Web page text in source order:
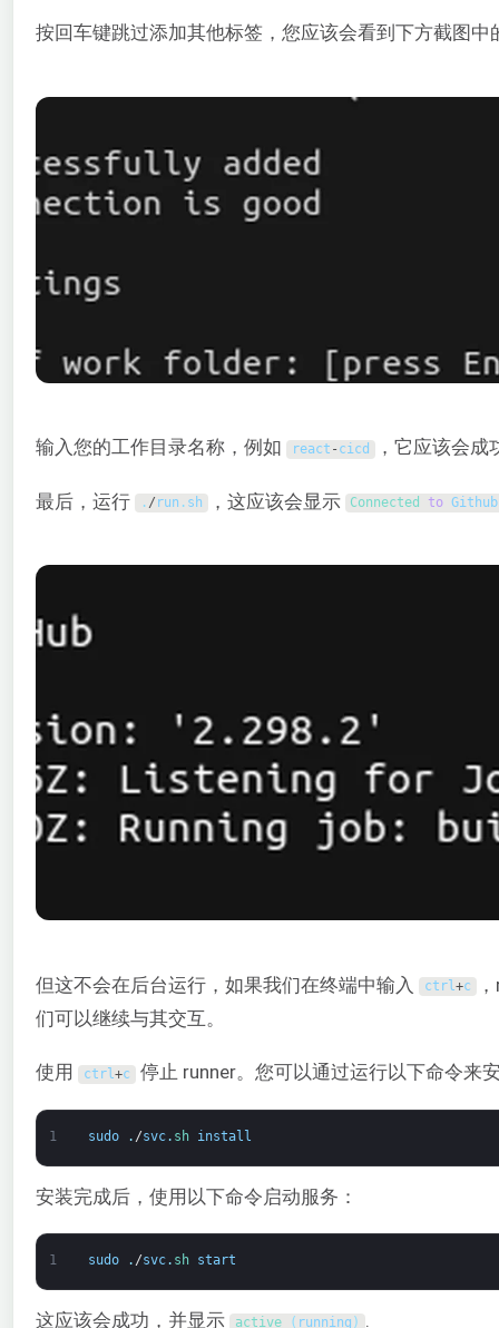
按回车键跳过添加其他标签，您应该会看到下方截图中
输入您的工作目录名称，例如 react - cicd ，它应该会成
最后，运行 . / run . sh ，这应该会显示 Connected to Github
但这不会在后台运行，如果我们在终端中输入 ctrl+c
们可以继续与其交互。
使用 ctrl+c 停止 runner。您可以通过运行以下命令来
1 sudo . /svc. sh install
安装完成后，使用以下命令启动服务：
1 sudo . /svc. sh start
这应该会成功，并显示 active ( running ) .